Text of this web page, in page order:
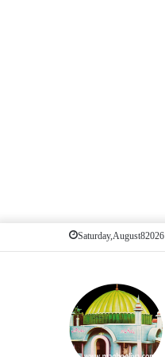
Saturday, August 8 2026